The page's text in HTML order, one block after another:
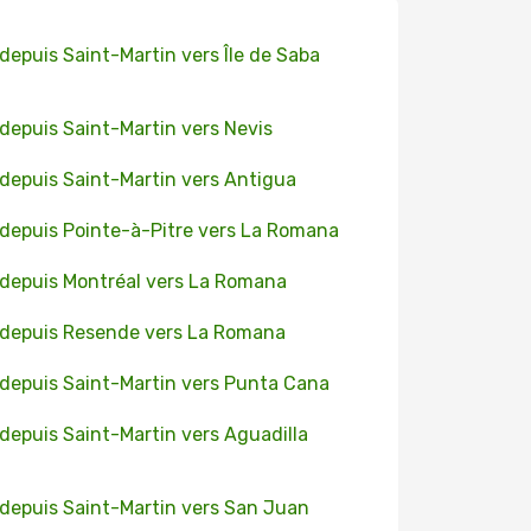
Saint-Martin vers Île de Saba
Saint-Martin vers Nevis
Saint-Martin vers Antigua
Pointe-à-Pitre vers La Romana
Montréal vers La Romana
Resende vers La Romana
Saint-Martin vers Punta Cana
Saint-Martin vers Aguadilla
Saint-Martin vers San Juan